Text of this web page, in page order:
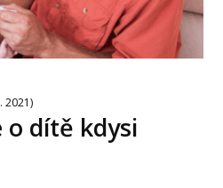
2021)
o dítě kdysi